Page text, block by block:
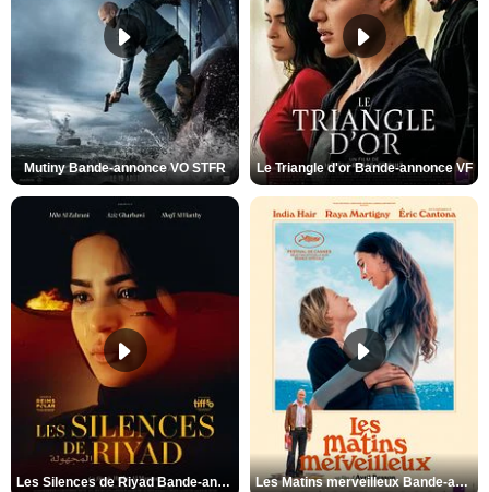
Mutiny Bande-annonce VO STFR Le Triangle d'or Bande-annonce VF
Les Silences de Riyad Bande-annonce VO STFR Les Matins merveilleux Bande-annonce VF